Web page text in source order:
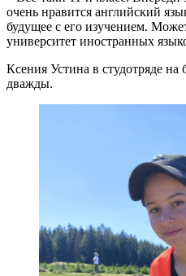
очень нравится английский
будущее с его изучением.
университет иностранных
Ксения Устина в студотряде на
дважды.